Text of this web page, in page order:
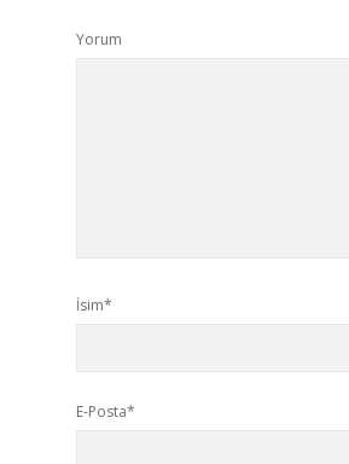
Yorum
İsim*
E-Posta*